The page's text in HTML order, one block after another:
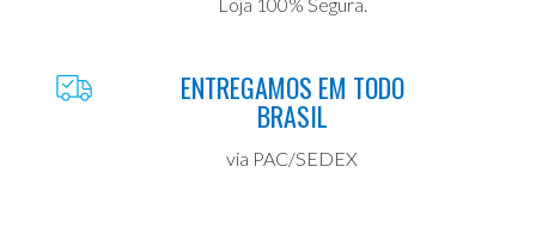
ENTREGAMOS EM TODO
BRASIL
via PAC/SEDEX